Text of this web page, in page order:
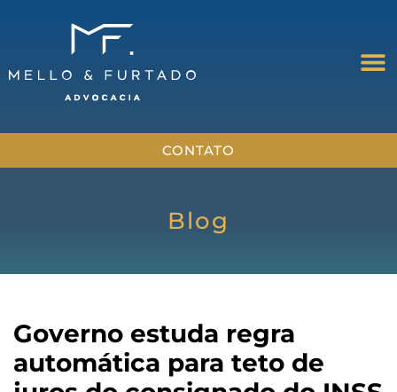
CONTATO
Blog
Governo estuda regra
automática para teto de